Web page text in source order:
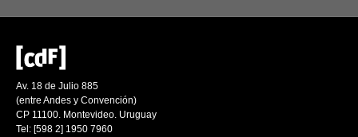
Av. 18 de Julio 885
(entre Andes y Convención)
CP 11100. Montevideo. Uruguay
Tel: [598 2] 1950 7960